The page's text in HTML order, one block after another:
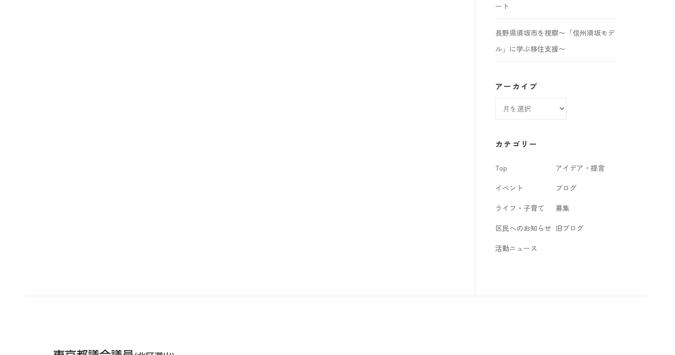
ート
長野県須坂市を視察〜「信州須坂モデ
ル」に学ぶ移住支援〜
アーカイブ
ブ
カテゴリー
Top
アイデア・提言
イベント
ブログ
ライフ・子育て
募集
区民へのお知らせ 旧ブログ
活動ニュース